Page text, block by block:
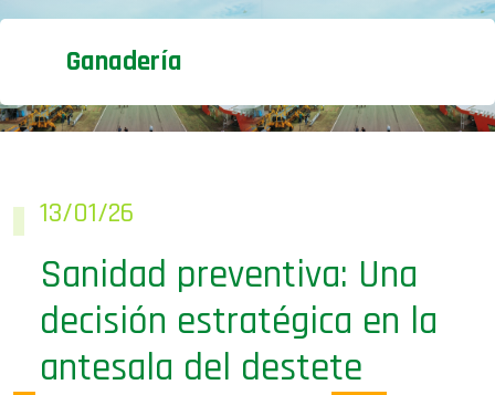
Ganadería
13/01/26
Sanidad preventiva: Una
decisión estratégica en la
antesala del destete